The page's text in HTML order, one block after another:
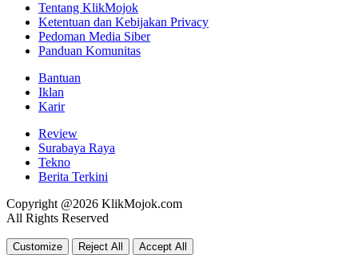
Tentang KlikMojok
Ketentuan dan Kebijakan Privacy
Pedoman Media Siber
Panduan Komunitas
Bantuan
Iklan
Karir
Review
Surabaya Raya
Tekno
Berita Terkini
Copyright @2026 KlikMojok.com
All Rights Reserved
Customize Reject All Accept All